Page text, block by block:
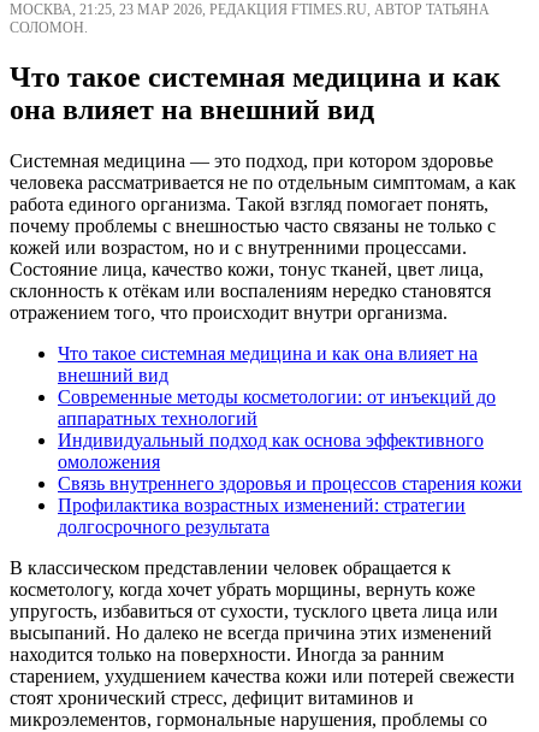
МОСКВА, 21:25, 23 МАР 2026, РЕДАКЦИЯ FTIMES.RU, АВТОР ТАТЬЯНА
СОЛОМОН.
Что такое системная медицина и как
она влияет на внешний вид
Системная медицина — это подход, при котором здоровье
человека рассматривается не по отдельным симптомам, а как
работа единого организма. Такой взгляд помогает понять,
почему проблемы с внешностью часто связаны не только с
кожей или возрастом, но и с внутренними процессами.
Состояние лица, качество кожи, тонус тканей, цвет лица,
склонность к отёкам или воспалениям нередко становятся
отражением того, что происходит внутри организма.
Что такое системная медицина и как она влияет на
внешний вид
Современные методы косметологии: от инъекций до
аппаратных технологий
Индивидуальный подход как основа эффективного
омоложения
Связь внутреннего здоровья и процессов старения кожи
Профилактика возрастных изменений: стратегии
долгосрочного результата
В классическом представлении человек обращается к
косметологу, когда хочет убрать морщины, вернуть коже
упругость, избавиться от сухости, тусклого цвета лица или
высыпаний. Но далеко не всегда причина этих изменений
находится только на поверхности. Иногда за ранним
старением, ухудшением качества кожи или потерей свежести
стоят хронический стресс, дефицит витаминов и
микроэлементов, гормональные нарушения, проблемы со